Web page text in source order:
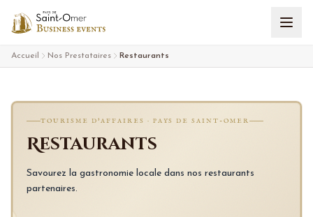
Accueil Nos Prestataires Restaurants
TOURISME D'AFFAIRES · PAYS DE SAINT-OMER
Restaurants
Savourez la gastronomie locale dans nos restaurants
partenaires.